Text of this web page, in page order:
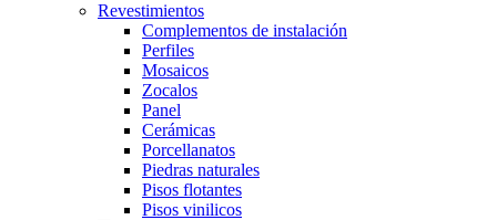
Revestimientos
Complementos de instalación
Perfiles
Mosaicos
Zocalos
Panel
Cerámicas
Porcellanatos
Piedras naturales
Pisos flotantes
Pisos vinilicos